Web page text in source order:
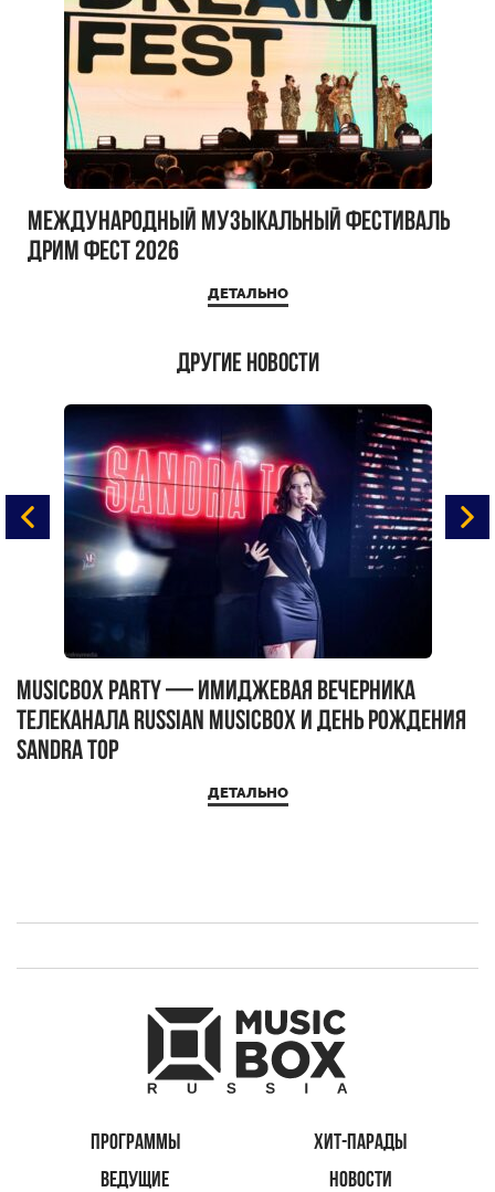
Международный музыкальный фестиваль
ДРИМ ФЕСТ 2026
ДЕТАЛЬНО
Другие новости
MUSICBOX PARTY — имиджевая вечерника
телеканала RUSSIAN MUSICBOX и день рождения
Sandra Top
ДЕТАЛЬНО
ПРОГРАММЫ
ХИТ-ПАРАДЫ
ВЕДУЩИЕ
НОВОСТИ